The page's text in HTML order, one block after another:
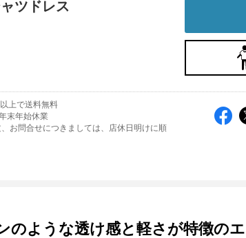
ツドレス
上で送料無料
末年始休業
お問合せにつきましては、店休日明けに順
のような透け感と軽さが特徴の